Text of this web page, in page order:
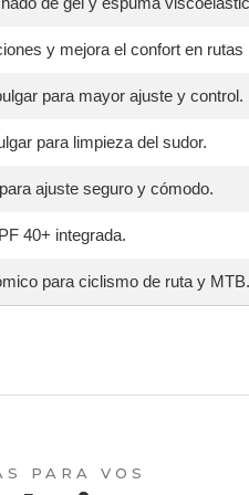
y mejora el confort en rutas
para mayor ajuste y control.
para limpieza del sudor.
ajuste seguro y cómodo.
40+ integrada.
para ciclismo de ruta y MTB.